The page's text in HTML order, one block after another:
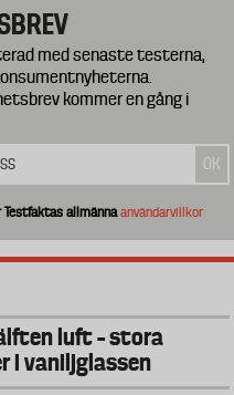
med senaste testerna,
kommer en gång i
Testfaktas allmännaanvändarvillkor
luft – stora
i vaniljglassen